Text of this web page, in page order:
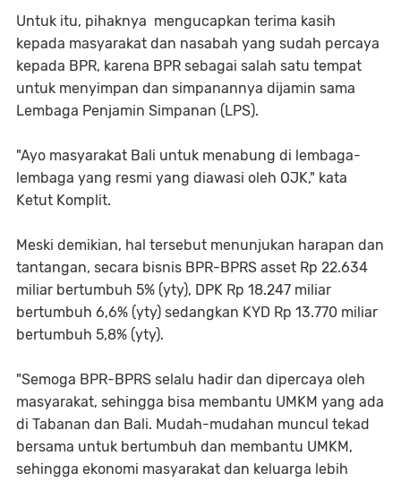
Untuk itu, pihaknya mengucapkan terima kasih
kepada masyarakat dan nasabah yang sudah percaya
kepada BPR, karena BPR sebagai salah satu tempat
untuk menyimpan dan simpanannya dijamin sama
Lembaga Penjamin Simpanan (LPS).
"Ayo masyarakat Bali untuk menabung di lembaga-
lembaga yang resmi yang diawasi oleh OJK," kata
Ketut Komplit.
Meski demikian, hal tersebut menunjukan harapan dan
tantangan, secara bisnis BPR-BPRS asset Rp 22.634
miliar bertumbuh 5% (yty), DPK Rp 18.247 miliar
bertumbuh 6,6% (yty) sedangkan KYD Rp 13.770 miliar
bertumbuh 5,8% (yty).
"Semoga BPR-BPRS selalu hadir dan dipercaya oleh
masyarakat, sehingga bisa membantu UMKM yang ada
di Tabanan dan Bali. Mudah-mudahan muncul tekad
bersama untuk bertumbuh dan membantu UMKM,
sehingga ekonomi masyarakat dan keluarga lebih